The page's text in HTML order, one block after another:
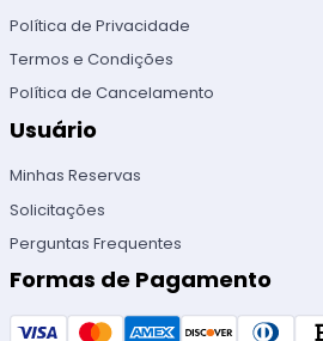
Política de Privacidade
Termos e Condições
Política de Cancelamento
Usuário
Minhas Reservas
Solicitações
Perguntas Frequentes
Formas de Pagamento